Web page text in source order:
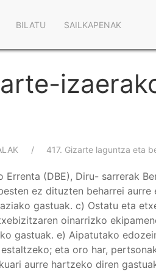
BILATU SAILKAPENAK
417. Gizarte laguntza eta
(DBE), Diru- sarrerak
ez dituzten beharrei
gastuak. c) Ostatu eta
oinarrizko
gastuak. e) Aipatutako
eta oro har,
aurre hartzeko diren